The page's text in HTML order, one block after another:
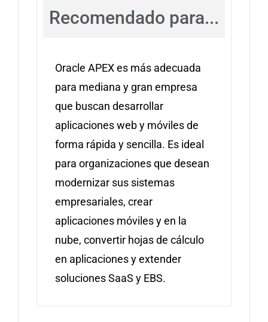
Recomendado para...
Oracle APEX es más adecuada
para mediana y gran empresa
que buscan desarrollar
aplicaciones web y móviles de
forma rápida y sencilla. Es ideal
para organizaciones que desean
modernizar sus sistemas
empresariales, crear
aplicaciones móviles y en la
nube, convertir hojas de cálculo
en aplicaciones y extender
soluciones SaaS y EBS.